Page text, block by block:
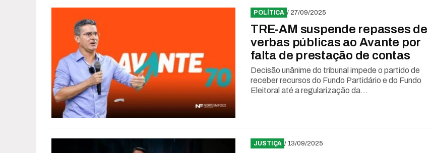
POLÍTICA / 27/09/2025
TRE-AM suspende repasses de
verbas públicas ao Avante por
falta de prestação de contas
Decisão unânime do tribunal impede o partido de
receber recursos do Fundo Partidário e do Fundo
Eleitoral até a regularização da...
JUSTIÇA / 13/09/2025